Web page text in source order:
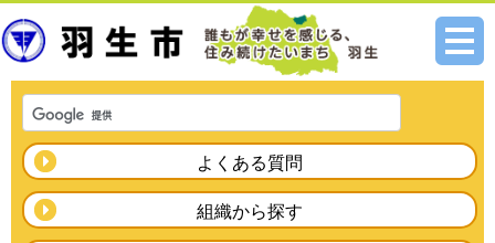
メニ
よくある質問
組織から探す